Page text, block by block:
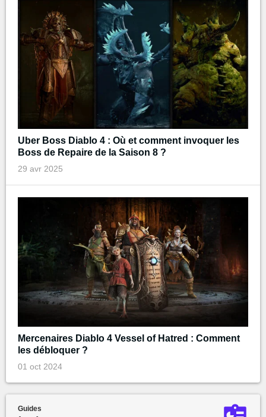
Uber Boss Diablo 4 : Où et comment invoquer les
Boss de Repaire de la Saison 8 ?
29 avr 2025
Mercenaires Diablo 4 Vessel of Hatred : Comment
les débloquer ?
01 oct 2024
Guides